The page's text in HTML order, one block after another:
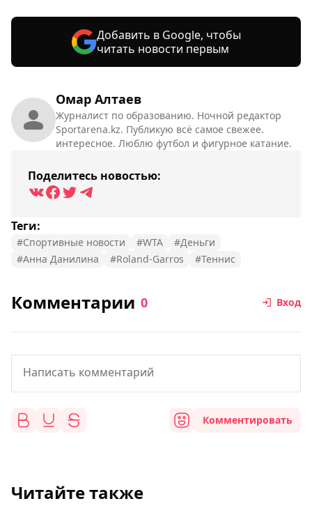
Омар Алтаев
Журналист по образованию. Ночной редактор
Sportarena.kz. Публикую всё самое свежее.
интересное. Люблю футбол и фигурное катание.
Поделитесь новостью:
Теги:
#Спортивные новости #WTA
#Деньги
#Анна Данилина
#Roland-Garros #Теннис
Добавить в Google, чтобы
читать новости первым
Комментарии 0 Вход
Комментировать
Читайте также